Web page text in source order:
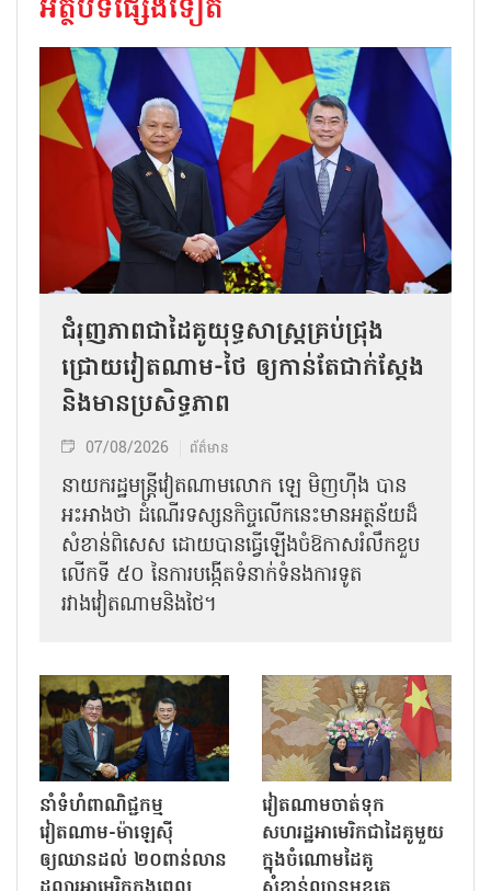
អត្ថបទផ្សេងទៀត
ជំរុញភាពជាដៃគូយុទ្ធសាស្ត្រគ្រប់ជ្រុង
ជ្រោយវៀតណាម-ថៃ ឲ្យកាន់តែជាក់ស្ដែង
និងមានប្រសិទ្ធភាព
07/08/2026 ព័ត៌មាន
នាយករដ្ឋមន្ត្រីវៀតណាមលោក ឡេ មិញហ៊ឹង បាន
អះអាងថា ដំណើរទស្សនកិច្ចលើកនេះមានអត្ថន័យដ៏
សំខាន់ពិសេស ដោយបានធ្វើឡើងចំឱកាសរំលឹកខួប
លើកទី ៥០ នៃការបង្កើតទំនាក់ទំនងការទូត
រវាងវៀតណាមនិងថៃ។
នាំទំហំពាណិជ្ជកម្ម
វៀតណាម-ម៉ាឡេស៊ី
ឲ្យឈានដល់ ២០ពាន់លាន
វៀតណាមចាត់ទុក
សហរដ្ឋអាមេរិកជាដៃគូមួយ
ក្នុងចំណោមដៃគូ